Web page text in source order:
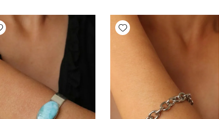
Add wishlist